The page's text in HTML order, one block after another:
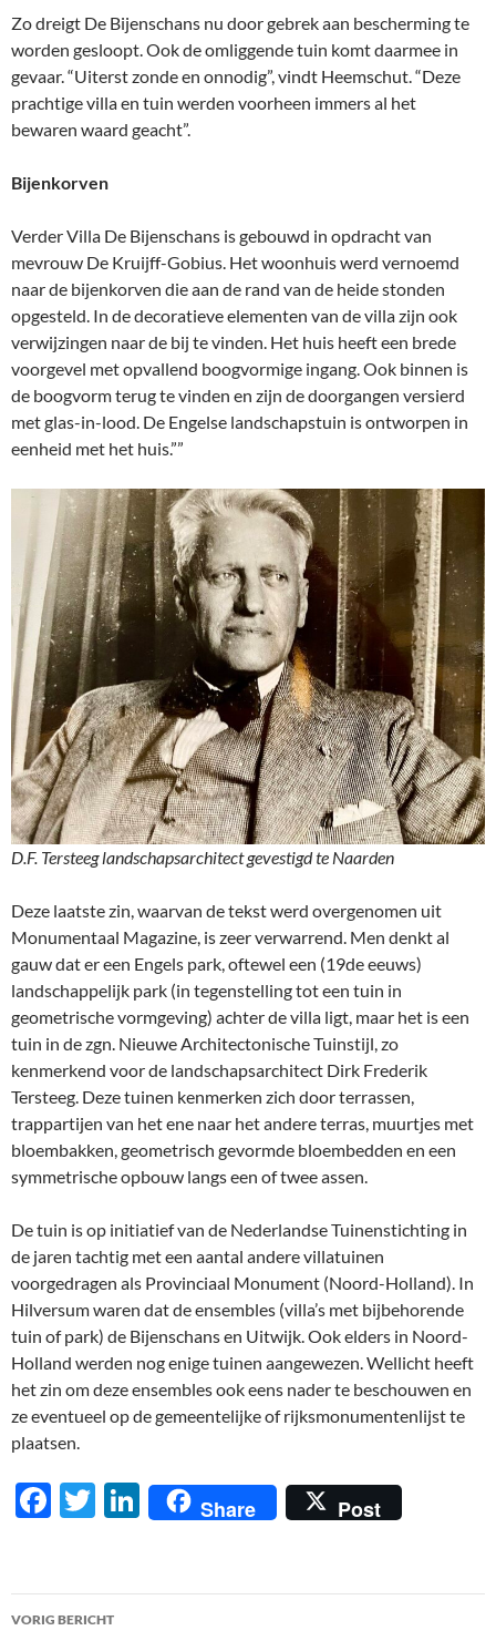
Zo dreigt De Bijenschans nu door gebrek aan bescherming te
worden gesloopt. Ook de omliggende tuin komt daarmee in
gevaar. “Uiterst zonde en onnodig”, vindt Heemschut. “Deze
prachtige villa en tuin werden voorheen immers al het
bewaren waard geacht”.
Bijenkorven
Verder Villa De Bijenschans is gebouwd in opdracht van
mevrouw De Kruijff-Gobius. Het woonhuis werd vernoemd
naar de bijenkorven die aan de rand van de heide stonden
opgesteld. In de decoratieve elementen van de villa zijn ook
verwijzingen naar de bij te vinden. Het huis heeft een brede
voorgevel met opvallend boogvormige ingang. Ook binnen is
de boogvorm terug te vinden en zijn de doorgangen versierd
met glas-in-lood. De Engelse landschapstuin is ontworpen in
eenheid met het huis.””
D.F. Tersteeg landschapsarchitect gevestigd te Naarden
Deze laatste zin, waarvan de tekst werd overgenomen uit
Monumentaal Magazine, is zeer verwarrend. Men denkt al
gauw dat er een Engels park, oftewel een (19de eeuws)
landschappelijk park (in tegenstelling tot een tuin in
geometrische vormgeving) achter de villa ligt, maar het is een
tuin in de zgn. Nieuwe Architectonische Tuinstijl, zo
kenmerkend voor de landschapsarchitect Dirk Frederik
Tersteeg. Deze tuinen kenmerken zich door terrassen,
trappartijen van het ene naar het andere terras, muurtjes met
bloembakken, geometrisch gevormde bloembedden en een
symmetrische opbouw langs een of twee assen.
De tuin is op initiatief van de Nederlandse Tuinenstichting in
de jaren tachtig met een aantal andere villatuinen
voorgedragen als Provinciaal Monument (Noord-Holland). In
Hilversum waren dat de ensembles (villa’s met bijbehorende
tuin of park) de Bijenschans en Uitwijk. Ook elders in Noord-
Holland werden nog enige tuinen aangewezen. Wellicht heeft
het zin om deze ensembles ook eens nader te beschouwen en
ze eventueel op de gemeentelijke of rijksmonumentenlijst te
plaatsen.
F
b
T
er
Li
n
e
Share Post
Berichtnavigatie
VORIG BERICHT